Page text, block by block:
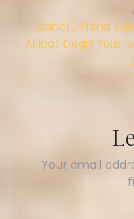
Alahai… ‘Hand
Akibat Degil! Polis
Your email